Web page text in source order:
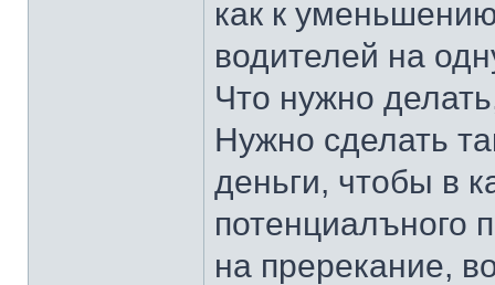
как к
водителей на
Что нужно
Нужно сделать
деньги, чтобы в
потенциалъного
на пререкание,